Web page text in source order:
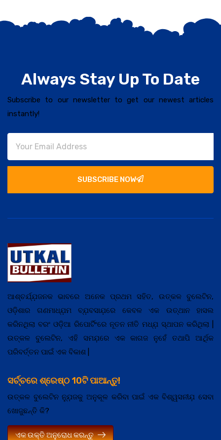
Always Stay Up To Date
Subscribe to our newsletter to get our newest articles
instantly!
SUBSCRIBE NOW
ଆଶ୍ଚର୍ଯ୍ଯ଼ଜନକ ଭାବରେ ଅନେକ ପ୍ରଥମ ସହିତ, ଉତ୍କଳ ବୁଲେଟିନ,
ଓଡ଼ିଶାର ଗଣମାଧ୍ଯ଼ମ ବ୍ଯ଼ବସାଯ଼ରେ କେବଳ ଏକ ଉତ୍ଥାନ ହାସଲ
କରିନଥିଲା ବରଂ ଓଡ଼ିଆ ରିପୋର୍ଟିଂରେ ନୂତନ ନୀତି ମଧ୍ଯ଼ ସ୍ଥାପନ କରିଥିଲା |
ଉତ୍କଳ ବୁଲେଟିନ, ଏହି ସମଯ଼ରେ ଏକ କାଗଜ ନୁହେଁ ତଥାପି ଆର୍ଥିକ
ପରିବର୍ତ୍ତନ ପାଇଁ ଏକ ବିକାଶ |
ସର୍ଚ୍ଚରେ ଶ୍ରେଷ୍ଠ 10ଟି ପାଆନ୍ତୁ!
ଉତ୍କଳ ବୁଲେଟିନ ନ୍ଯ଼ୁଜକୁ ଅନୁକୂଳ କରିବା ପାଇଁ ଏକ ବିଶ୍ୱସନୀଯ଼ ସେବା
ଖୋଜୁଛନ୍ତି କି?
ଏକ ଉକ୍ତି ଅନୁରୋଧ କରନ୍ତୁ